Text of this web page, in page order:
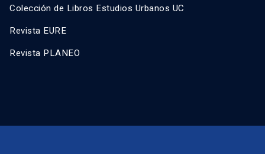
Colección de Libros Estudios Urbanos UC
Revista EURE
Revista PLANEO